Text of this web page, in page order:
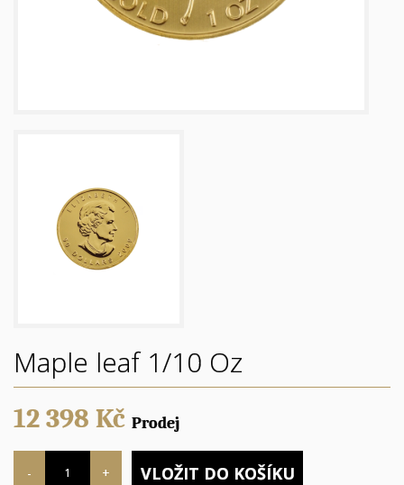
Maple leaf 1/10 Oz
12 398 Kč Prodej
+
- VLOŽIT DO KOŠÍKU